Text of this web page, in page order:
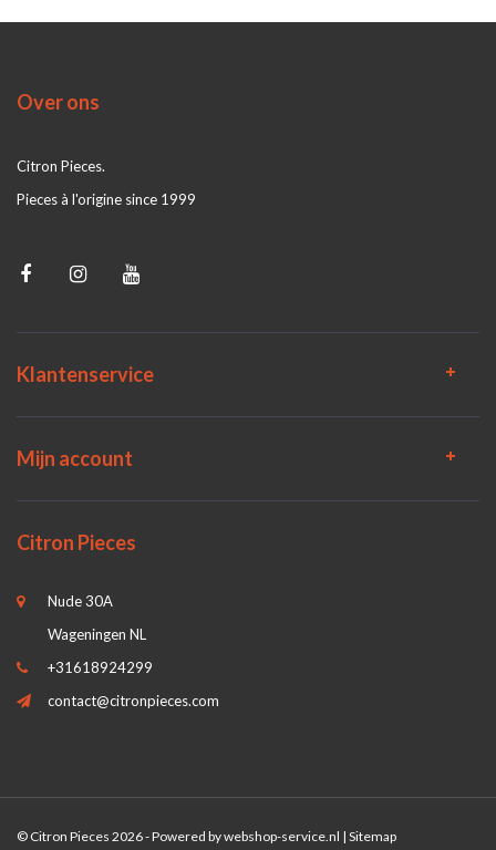
Over ons
Citron Pieces.
Pieces à l'origine since 1999
Klantenservice
Mijn account
Citron Pieces
Nude 30A
Wageningen NL
+31618924299
contact@citronpieces.com
© Citron Pieces 2026 - Powered bywebshop-service.nl | Sitemap